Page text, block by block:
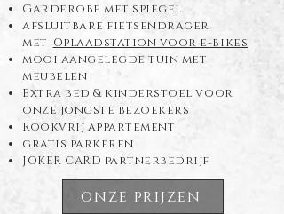
Garderobe met spiegel
afsluitbare fietsendrager
met Oplaadstation voor e-bikes
mooi aangelegde tuin met
meubelen
Extra bed & kinderstoel voor
onze jongste bezoekers
Rookvrij appartement
gratis parkeren
JOKER CARD partnerbedrijf
onze prijzen